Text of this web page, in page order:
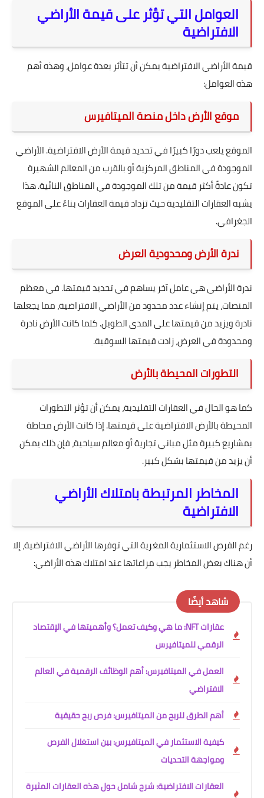
العوامل التي تؤثر على قيمة الأراضي
الافتراضية
قيمة الأراضي الافتراضية يمكن أن تتأثر بعدة عوامل، وهذه أهم
هذه العوامل:
موقع الأرض داخل منصة الميتافيرس
الموقع يلعب دورًا كبيرًا في تحديد قيمة الأرض الافتراضية. الأراضي
الموجودة في المناطق المركزية أو بالقرب من المعالم الشهيرة
تكون عادةً أكثر قيمة من تلك الموجودة في المناطق النائية. هذا
يشبه العقارات التقليدية حيث تزداد قيمة العقارات بناءً على الموقع
الجغرافي.
ندرة الأرض ومحدودية العرض
ندرة الأراضي هي عامل آخر يساهم في تحديد قيمتها. في معظم
المنصات، يتم إنشاء عدد محدود من الأراضي الافتراضية، مما يجعلها
نادرة ويزيد من قيمتها على المدى الطويل. كلما كانت الأرض نادرة
ومحدودة في العرض، زادت قيمتها السوقية.
التطورات المحيطة بالأرض
كما هو الحال في العقارات التقليدية، يمكن أن تؤثر التطورات
المحيطة بالأرض الافتراضية على قيمتها. إذا كانت الأرض محاطة
بمشاريع كبيرة مثل مباني تجارية أو معالم سياحية، فإن ذلك يمكن
أن يزيد من قيمتها بشكل كبير.
المخاطر المرتبطة بامتلاك الأراضي
الافتراضية
رغم الفرص الاستثمارية المغرية التي توفرها الأراضي الافتراضية، إلا
أن هناك بعض المخاطر يجب مراعاتها عند امتلاك هذه الأراضي:
شاهد أيضًا
عقارات NFT: ما هي وكيف تعمل؟ وأهميتها في الإقتصاد
الرقمي للميتافيرس
العمل في الميتافيرس: أهم الوظائف الرقمية في العالم
الافتراضي
أهم الطرق للربح من الميتافيرس: فرص ربح حقيقية
كيفية الاستثمار في الميتافيرس: بين استغلال الفرص
ومواجهة التحديات
العقارات الافتراضية: شرح شامل حول هذه العقارات المثيرة